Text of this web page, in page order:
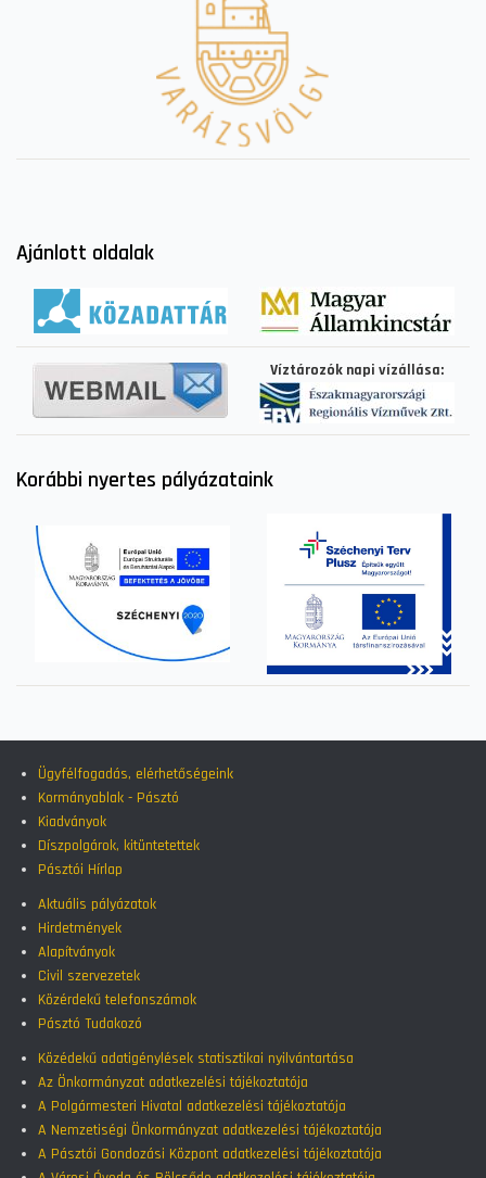
Ajánlott oldalak
Víztározók napi vízállása:
Korábbi nyertes pályázataink
Ügyfélfogadás, elérhetőségeink
Kormányablak - Pásztó
Kiadványok
Díszpolgárok, kitüntetettek
Pásztói Hírlap
Aktuális pályázatok
Hirdetmények
Alapítványok
Civil szervezetek
Közérdekű telefonszámok
Pásztó Tudakozó
Közédekű adatigénylések statisztikai nyilvántartása
Az Önkormányzat adatkezelési tájékoztatója
A Polgármesteri Hivatal adatkezelési tájékoztatója
A Nemzetiségi Önkormányzat adatkezelési tájékoztatója
A Pásztói Gondozási Központ adatkezelési tájékoztatója